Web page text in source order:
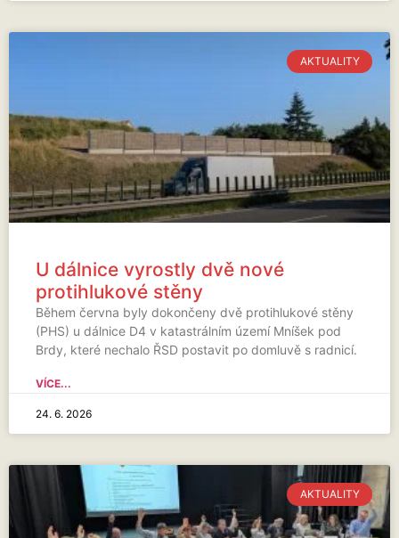
AKTUALITY
U dálnice vyrostly dvě nové
protihlukové stěny
Během června byly dokončeny dvě protihlukové stěny
(PHS) u dálnice D4 v katastrálním území Mníšek pod
Brdy, které nechalo ŘSD postavit po domluvě s radnicí.
VÍCE...
24. 6. 2026
AKTUALITY